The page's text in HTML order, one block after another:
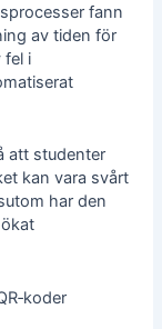
fann
av tiden för
fel i
att studenter
kan vara svårt
har den